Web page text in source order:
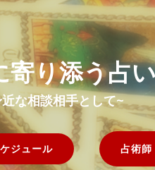
寄り添う占
な相談相手として~
ジュール 占術師